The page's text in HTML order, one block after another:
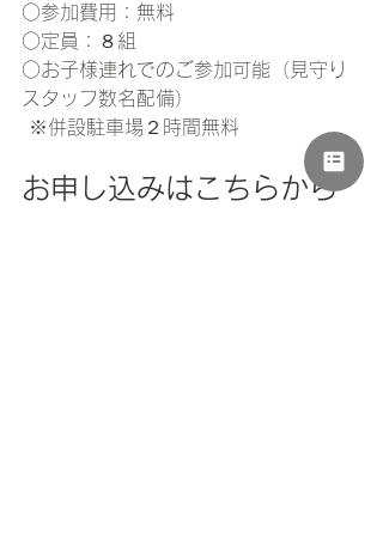
○参加費用：無料
○定員：８組
○お子様連れでのご参加可能（見守り
スタッフ数名配備）
※併設駐車場２時間無料
お申し込みはこちらから